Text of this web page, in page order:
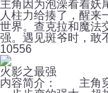
主角因为泡澡看着妖
人柱力给揍了，醒来
世界。查克拉和魔法
强。遇见斑爷时，敢
10556
火影之最强
内容简介： 主角穿